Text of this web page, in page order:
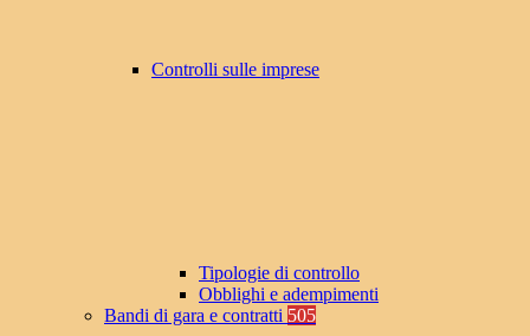
Controlli sulle imprese
Tipologie di controllo
Obblighi e adempimenti
Bandi di gara e contratti 505